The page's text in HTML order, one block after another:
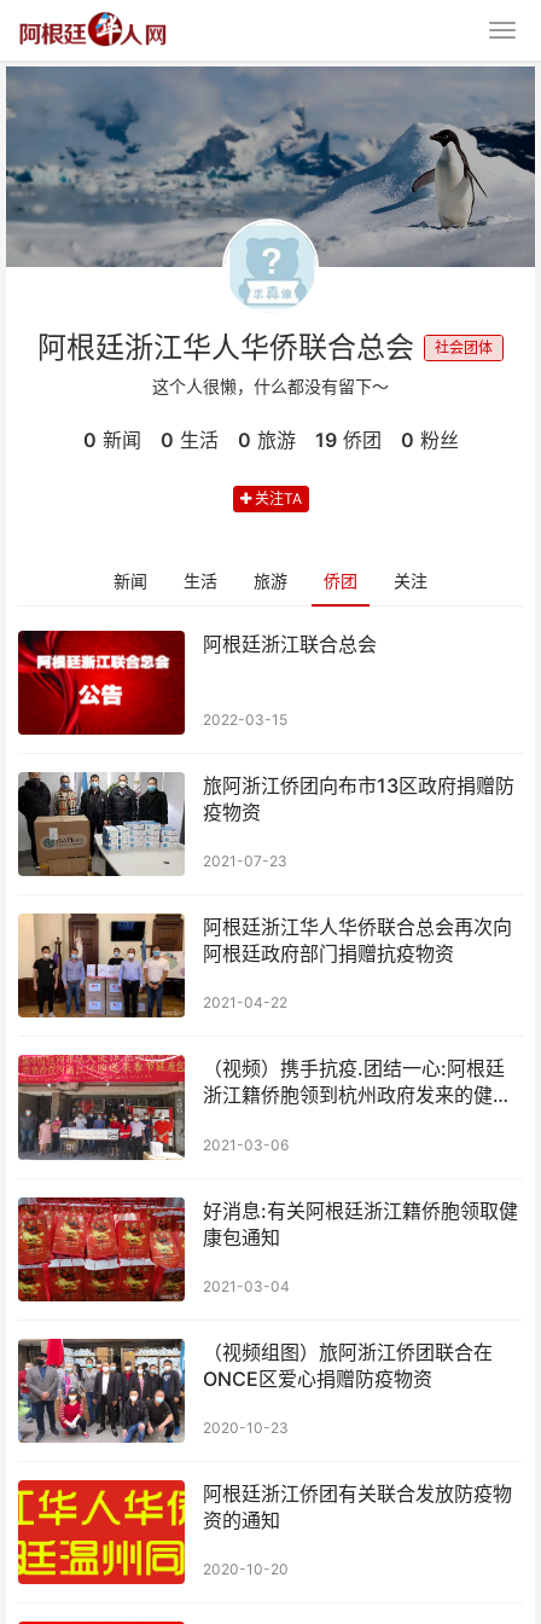
阿根廷浙江华人华侨联合总会 社会团体
这个人很懒，什么都没有留下～
0 新闻 0 生活 0 旅游 19 侨团 0 粉丝
关注TA
新闻 生活 旅游 侨团 关注
阿根廷浙江联合总会
2022-03-15
旅阿浙江侨团向布市13区政府捐赠防
疫物资
2021-07-23
阿根廷浙江华人华侨联合总会再次向
阿根廷政府部门捐赠抗疫物资
2021-04-22
（视频）携手抗疫.团结一心:阿根廷
浙江籍侨胞领到杭州政府发来的健康
2021-03-06
好消息:有关阿根廷浙江籍侨胞领取健
康包通知
2021-03-04
（视频组图）旅阿浙江侨团联合在
ONCE区爱心捐赠防疫物资
2020-10-23
阿根廷浙江侨团有关联合发放防疫物
资的通知
2020-10-20